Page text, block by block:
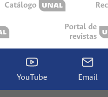
Catálogo
Portal de
revistas
YouTube Email